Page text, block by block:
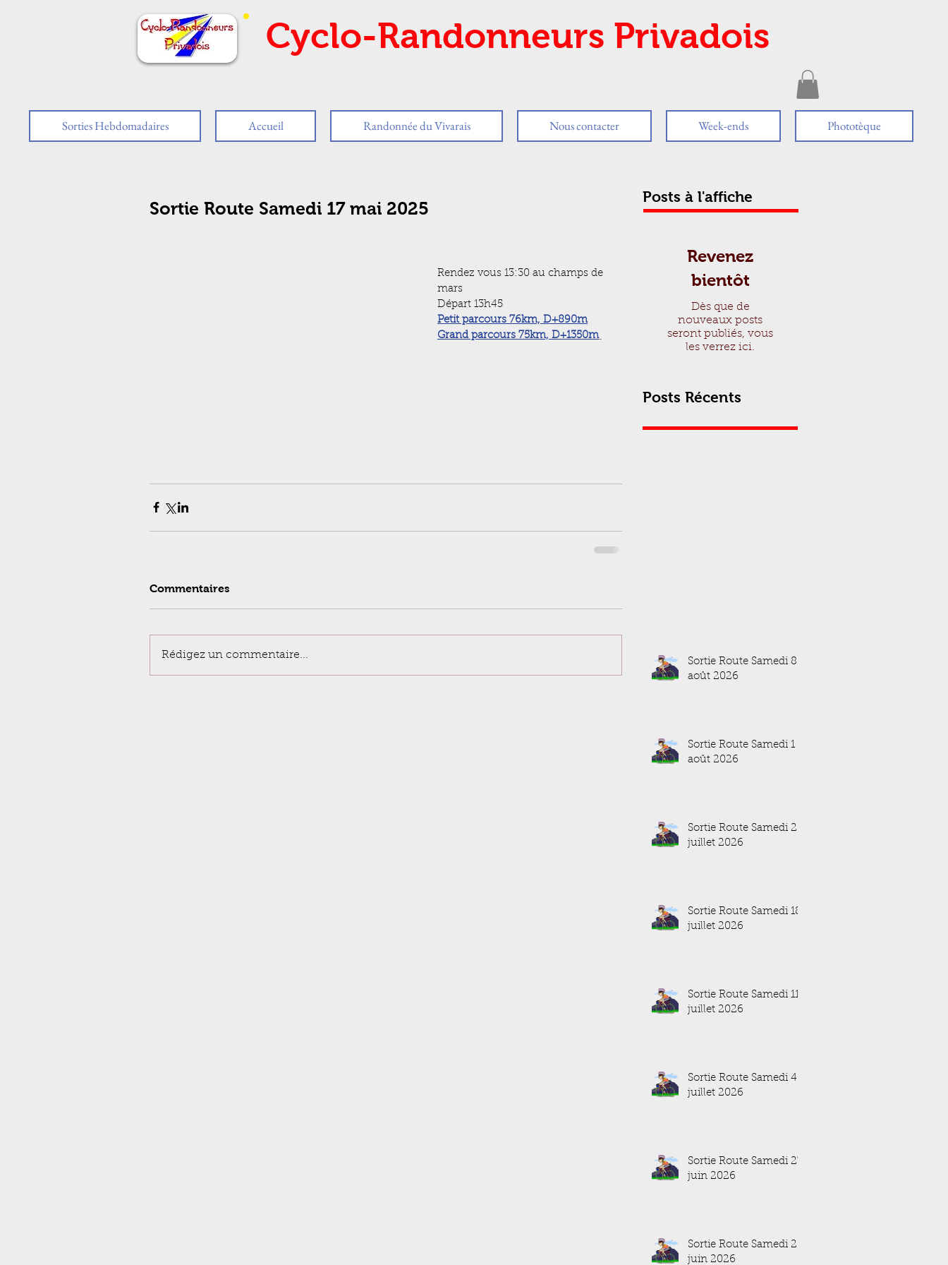
Cyclo-Randonneurs Privadois
Sorties Hebdomadaires Accueil Randonnée du Vivarais Nous contacter Week-ends Phototèque
Sortie Route Samedi 17 mai 2025
Rendez vous 13:30 au champs de
mars
Départ 13h45
Petit parcours 76km, D+890m
Grand parcours 75km, D+1350m
Commentaires
Rédigez un commentaire...
Posts à l'affiche
Revenez
bientôt
Dès que de
nouveaux posts
seront publiés, vous
les verrez ici.
Posts Récents
Sortie Route Samedi 8
août 2026
Sortie Route Samedi 1
août 2026
Sortie Route Samedi 25
juillet 2026
Sortie Route Samedi 18
juillet 2026
Sortie Route Samedi 11
juillet 2026
Sortie Route Samedi 4
juillet 2026
Sortie Route Samedi 27
juin 2026
Sortie Route Samedi 20
juin 2026